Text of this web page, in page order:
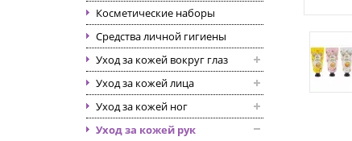
Косметические наборы
Средства личной гигиены
Уход за кожей вокруг глаз
Уход за кожей лица
Уход за кожей ног
Уход за кожей рук